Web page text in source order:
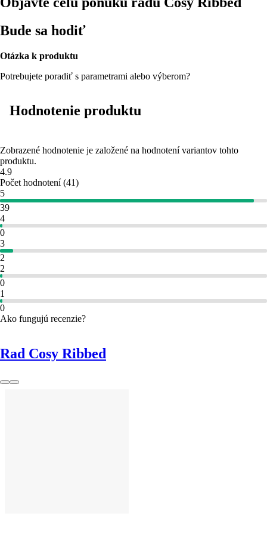
Bude sa hodiť
Otázka k produktu
Potrebujete poradiť s parametrami alebo výberom?
Hodnotenie produktu
Zobrazené hodnotenie je založené na hodnotení variantov tohto
produktu.
4.9
Počet hodnotení(41)
5
39
4
0
3
2
2
0
1
0
Ako fungujú recenzie?
Rad Cosy Ribbed